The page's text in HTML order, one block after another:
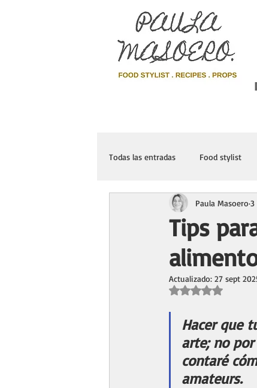
Todas las entradas Food stylist
Tips
Paula Masoero 3
Actualizado: 27 sept
Obtuvo NaN de 5
Hacer que
arte; no
contaré
amateurs.